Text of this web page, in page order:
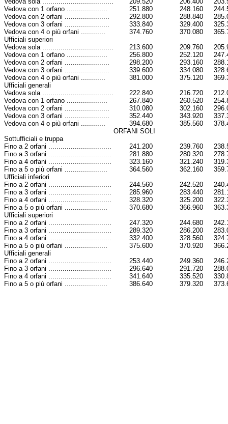
Vedova con 1 orfano ....................
251.880 248.160
Vedova con 2 orfani ......................
292.800 288.840
Vedova con 3 orfani ......................
333.840 329.400
Vedova con 4 o più orfani ............
374.760 370.080
Ufficiali superiori
Vedova sola ...................................
213.600 209.760
Vedova con 1 orfano ....................
256.800 252.120
Vedova con 2 orfani ......................
298.200 293.160
Vedova con 3 orfani ......................
339.600 334.080
Vedova con 4 o più orfani ............
381.000 375.120
Ufficiali generali
Vedova sola ...................................
222.840 216.720
Vedova con 1 orfano ....................
267.840 260.520
Vedova con 2 orfani ......................
310.080 302.160
Vedova con 3 orfani ......................
352.440 343.920
Vedova con 4 o più orfani ............
394.680 385.560
ORFANI SOLI
Sottufficiali e truppa
Fino a 2 orfani ...............................
241.200 239.760
Fino a 3 orfani ...............................
281.880 280.320
Fino a 4 orfani ...............................
323.160 321.240
Fino a 5 o più orfani .....................
364.560 362.160
Ufficiali inferiori
Fino a 2 orfani ...............................
244.560 242.520
Fino a 3 orfani ...............................
285.960 283.440
Fino a 4 orfani ...............................
328.320 325.200
Fino a 5 o più orfani .....................
370.680 366.960
Ufficiali superiori
Fino a 2 orfani ...............................
247.320 244.680
Fino a 3 orfani ...............................
289.320 286.200
Fino a 4 orfani ...............................
332.400 328.560
Fino a 5 o più orfani .....................
375.600 370.920
Ufficiali generali
Fino a 2 orfani ...............................
253.440 249.360
Fino a 3 orfani ...............................
296.640 291.720
Fino a 4 orfani ...............................
341.640 335.520
Fino a 5 o più orfani .....................
386.640 379.320